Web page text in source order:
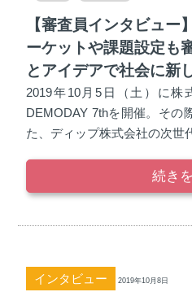
【審査員インタビュー
ーケットや課題設定も
とアイデアで社会に新
2019年10月5日（土）に株
DEMODAY 7thを開催。その
た、ディップ株式会社の次世
続き
インタビュー 2019年10月8日